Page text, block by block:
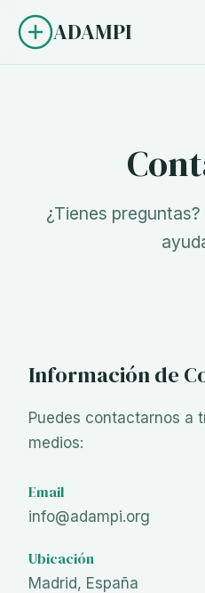
ADAMPI
¿Tienes
Información de
Puedes contactarnos a
medios:
Email
info@adampi.org
Ubicación
Madrid, España